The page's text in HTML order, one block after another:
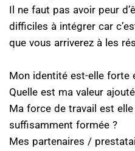
Il ne faut pas avoir peur
difficiles à intégrer car
que vous arriverez à les
Mon identité est-elle forte
Quelle est ma valeur
Ma force de travail est
suffisamment formée ?
Mes partenaires /